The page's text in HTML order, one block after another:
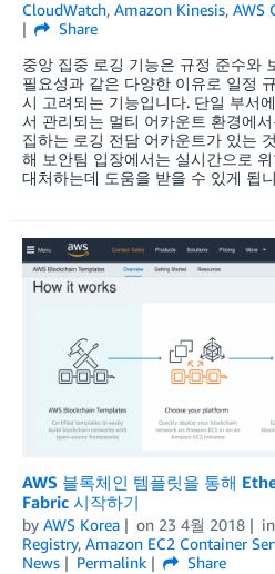
CloudWatch, Amazon Kinesis, AWS
Share
중앙 집중 로깅 기능은 규정 준수와
필요성과 같은 다양한 이유로 일정
시 고려되는 기능입니다. 단일 부서
서 관리되는 멀티 어카운트 환경에
집하는 로깅 전담 어카운트가 있는
해 보안팀 입장에서는 실시간으로
대처하는데 도움을 받을 수 있게 됩
AWS 블록체인 템플릿을 통해
Fabric 시작하기
by AWS Korea on 23 4월 2018 in
Registry, Amazon EC2 Container
News
Permalink
Share